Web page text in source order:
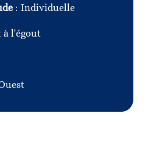
Individuelle
à l'égout